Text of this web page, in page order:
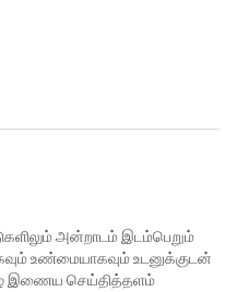
அன்றாடம் இடம்பெறும்
உண்மையாகவும் உடனுக்குடன்
இணைய செய்தித்தளம்